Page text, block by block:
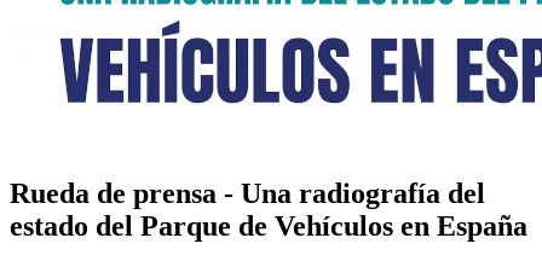
Rueda de prensa - Una radiografía del
estado del Parque de Vehículos en España